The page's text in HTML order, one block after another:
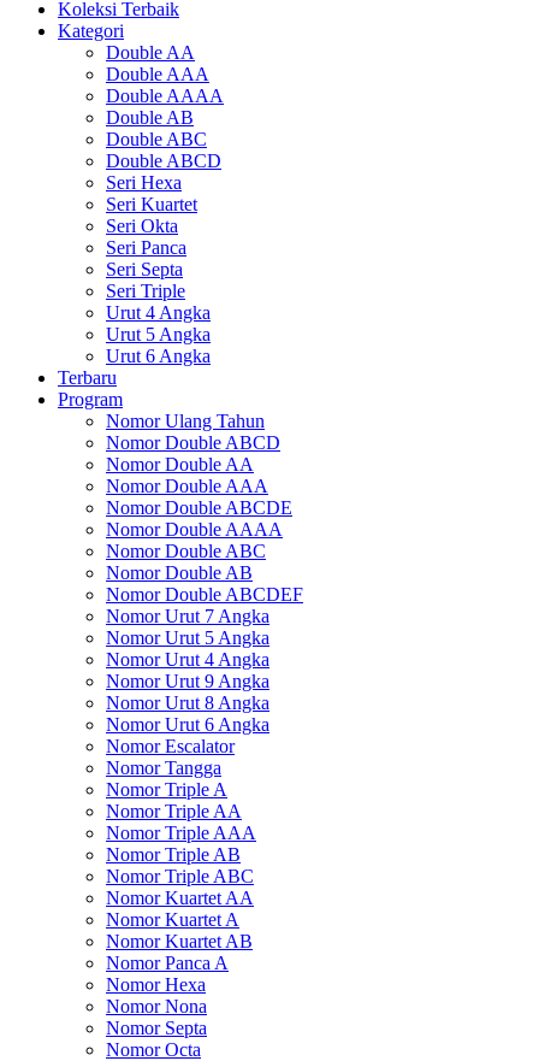
Koleksi Terbaik
Kategori
Double AA
Double AAA
Double AAAA
Double AB
Double ABC
Double ABCD
Seri Hexa
Seri Kuartet
Seri Okta
Seri Panca
Seri Septa
Seri Triple
Urut 4 Angka
Urut 5 Angka
Urut 6 Angka
Terbaru
Program
Nomor Ulang Tahun
Nomor Double ABCD
Nomor Double AA
Nomor Double AAA
Nomor Double ABCDE
Nomor Double AAAA
Nomor Double ABC
Nomor Double AB
Nomor Double ABCDEF
Nomor Urut 7 Angka
Nomor Urut 5 Angka
Nomor Urut 4 Angka
Nomor Urut 9 Angka
Nomor Urut 8 Angka
Nomor Urut 6 Angka
Nomor Escalator
Nomor Tangga
Nomor Triple A
Nomor Triple AA
Nomor Triple AAA
Nomor Triple AB
Nomor Triple ABC
Nomor Kuartet AA
Nomor Kuartet A
Nomor Kuartet AB
Nomor Panca A
Nomor Hexa
Nomor Nona
Nomor Septa
Nomor Octa